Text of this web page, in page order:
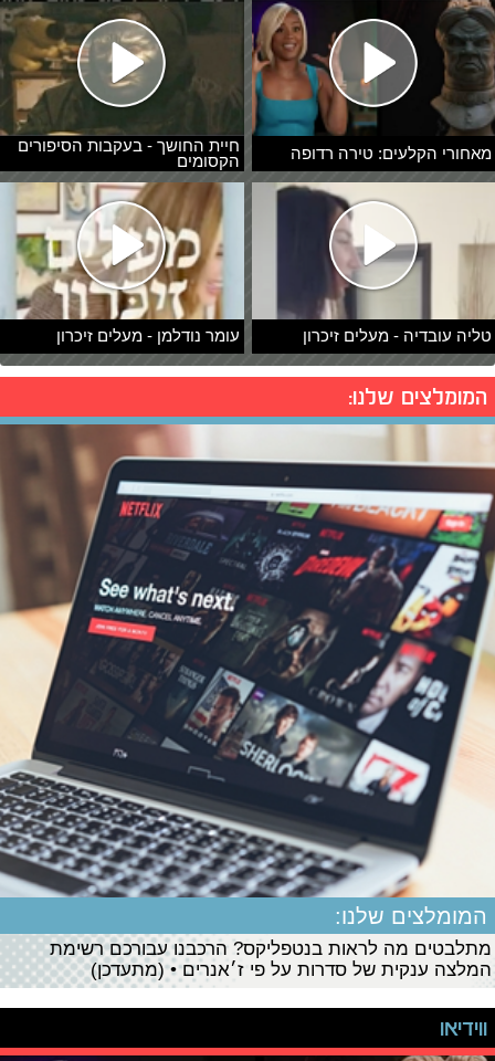
מאחורי הקלעים: טירה רדופה
חיית החושך - בעקבות הסיפורים
הקסומים
טליה עובדיה - מעלים זיכרון עומר נודלמן - מעלים זיכרון
המומלצים שלנו:
המומלצים שלנו:
מתלבטים מה לראות בנטפליקס? הרכבנו עבורכם רשימת
המלצה ענקית של סדרות על פי ז׳אנרים • (מתעדכן)
ווידיאו